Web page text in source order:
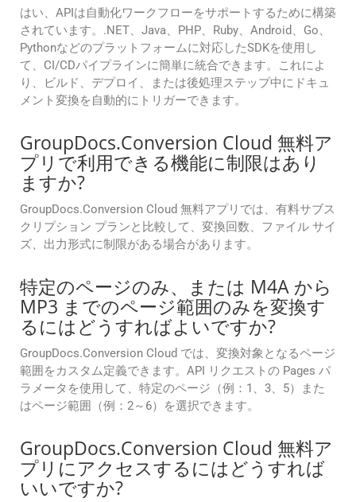
はい、APIは自動化ワークフローをサポートするために構築
されています。.NET、Java、PHP、Ruby、Android、Go、
Pythonなどのプラットフォームに対応したSDKを使用し
て、CI/CDパイプラインに簡単に統合できます。これによ
り、ビルド、デプロイ、または後処理ステップ中にドキュ
メント変換を自動的にトリガーできます。
GroupDocs.Conversion Cloud 無料ア
プリで利用できる機能に制限はあり
ますか?
GroupDocs.Conversion Cloud 無料アプリでは、有料サブス
クリプション プランと比較して、変換回数、ファイル サイ
ズ、出力形式に制限がある場合があります。
特定のページのみ、または M4A から
MP3 までのページ範囲のみを変換す
るにはどうすればよいですか?
GroupDocs.Conversion Cloud では、変換対象となるページ
範囲をカスタム定義できます。API リクエストの Pages パ
ラメータを使用して、特定のページ（例：1、3、5）また
はページ範囲（例：2～6）を選択できます。
GroupDocs.Conversion Cloud 無料ア
プリにアクセスするにはどうすれば
いいですか?